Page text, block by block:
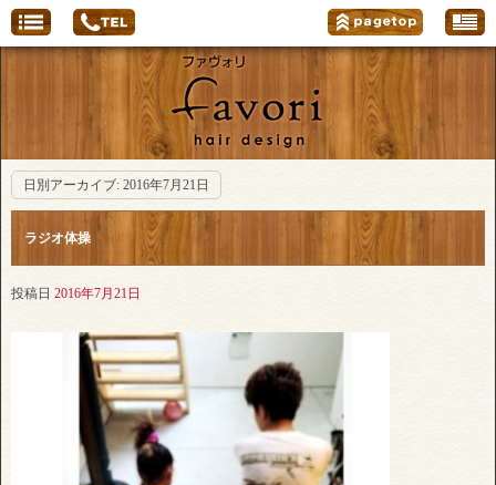
日別アーカイブ: 2016年7月21日
ラジオ体操
投稿日 2016年7月21日